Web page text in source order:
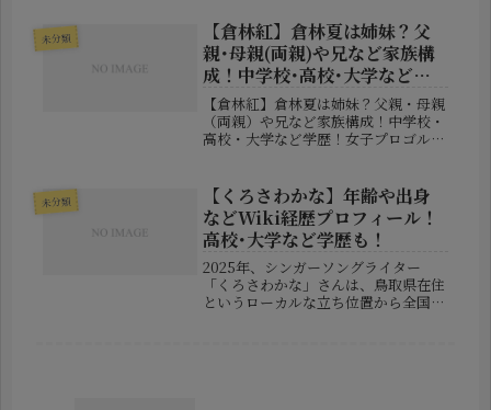
治療に関わり、ニューヨークで専門医
として活動していた経歴を持つほか、
宗教...
未分類
【倉林紅】倉林夏は姉妹？父
親･母親(両親)や兄など家族構
成！中学校･高校･大学など学
歴！
【倉林紅】倉林夏は姉妹？父親・母親
（両親）や兄など家族構成！中学校・
高校・大学など学歴！女子プロゴルフ
ルーキーイヤーから存在感を示し、初
優勝によって一気に名前が広まりまし
た...
未分類
【くろさわかな】年齢や出身
などWiki経歴プロフィール！
高校･大学など学歴も！
2025年、シンガーソングライター
「くろさわかな」さんは、鳥取県在住
というローカルな立ち位置から全国へ